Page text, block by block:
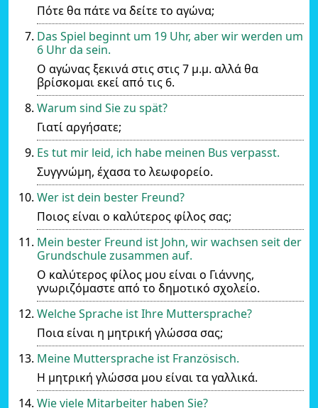
Πότε θα πάτε να δείτε το αγώνα;
Das Spiel beginnt um 19 Uhr, aber wir werden um
6 Uhr da sein.
Ο αγώνας ξεκινά στις στις 7 μ.μ. αλλά θα
βρίσκομαι εκεί από τις 6.
Warum sind Sie zu spät?
Γιατί αργήσατε;
Es tut mir leid, ich habe meinen Bus verpasst.
Συγγνώμη, έχασα το λεωφορείο.
Wer ist dein bester Freund?
Ποιος είναι ο καλύτερος φίλος σας;
Mein bester Freund ist John, wir wachsen seit der
Grundschule zusammen auf.
Ο καλύτερος φίλος μου είναι ο Γιάννης,
γνωριζόμαστε από το δημοτικό σχολείο.
Welche Sprache ist Ihre Muttersprache?
Ποια είναι η μητρική γλώσσα σας;
Meine Muttersprache ist Französisch.
Η μητρική γλώσσα μου είναι τα γαλλικά.
Wie viele Mitarbeiter haben Sie?